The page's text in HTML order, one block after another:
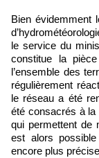
Bien évidemment
le service du
constitue la
l’ensemble des
régulièrement
le réseau a été
été consacrés à
qui permettent de
est alors
encore plus